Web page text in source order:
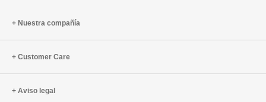
equipo
Agile
Nuestra compañía
Customer Care
Aviso legal